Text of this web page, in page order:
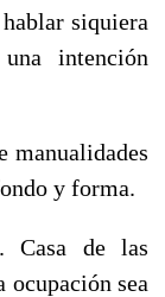
siquiera
intención
manualidades
y forma.
Casa de las
ocupación sea